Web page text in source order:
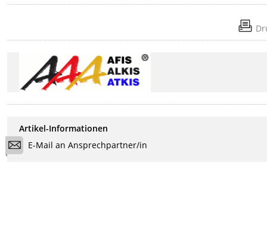
Artikel-Informationen
E-Mail an Ansprechpartner/in